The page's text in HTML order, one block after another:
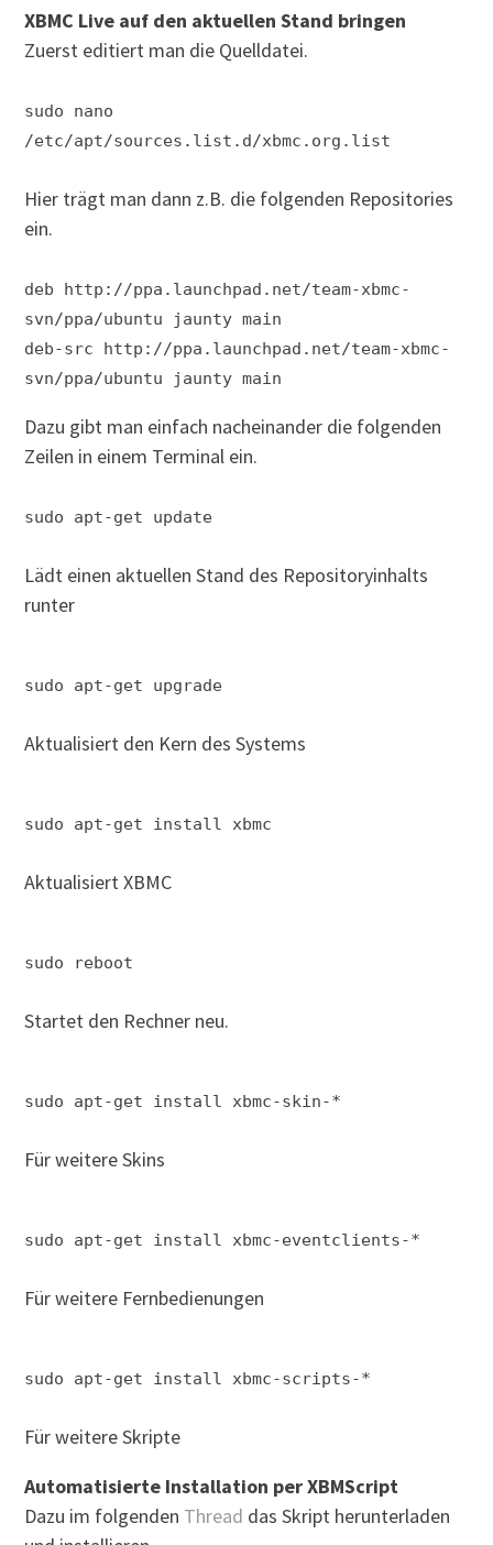
XBMC Live auf den aktuellen Stand bringen
Zuerst editiert man die Quelldatei.
sudo nano
/etc/apt/sources.list.d/xbmc.org.list
Hier trägt man dann z.B. die folgenden Repositories
ein.
deb http://ppa.launchpad.net/team-xbmc-
svn/ppa/ubuntu jaunty main
deb-src http://ppa.launchpad.net/team-xbmc-
svn/ppa/ubuntu jaunty main
Dazu gibt man einfach nacheinander die folgenden
Zeilen in einem Terminal ein.
sudo apt-get update
Lädt einen aktuellen Stand des Repositoryinhalts
runter
sudo apt-get upgrade
Aktualisiert den Kern des Systems
sudo apt-get install xbmc
Aktualisiert XBMC
sudo reboot
Startet den Rechner neu.
sudo apt-get install xbmc-skin-*
Für weitere Skins
sudo apt-get install xbmc-eventclients-*
Für weitere Fernbedienungen
sudo apt-get install xbmc-scripts-*
Für weitere Skripte
Automatisierte Installation per XBMScript
Dazu im folgenden Thread das Skript herunterladen